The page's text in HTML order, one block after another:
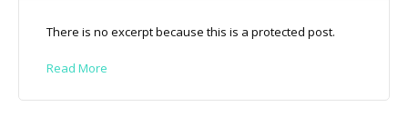
There is no excerpt because this is a protected post.
Read More